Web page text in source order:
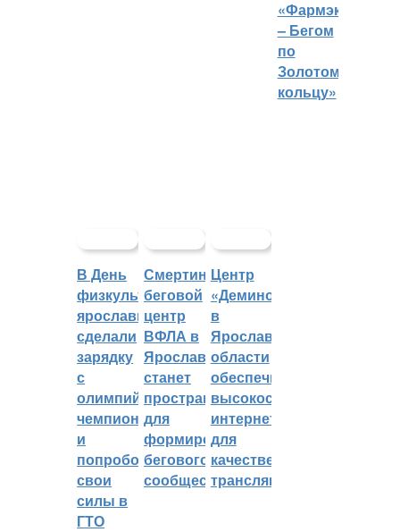
«Фармэко
– Бегом
по
Золотому
кольцу»
В День
физкультурника
ярославцы
сделали
зарядку
с
олимпийским
чемпионом
и
попробовали
свои
силы в
ГТО
Смертин:
беговой
центр
ВФЛА в
Ярославле
станет
пространством
для
формирования
бегового
сообщества
Центр
«Демино»
в
Ярославской
области
обеспечивают
высокоскоростным
интернетом
для
качественных
трансляций